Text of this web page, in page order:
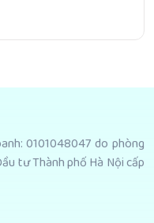
0101048047 do phòng
tư Thành phố Hà Nội cấp